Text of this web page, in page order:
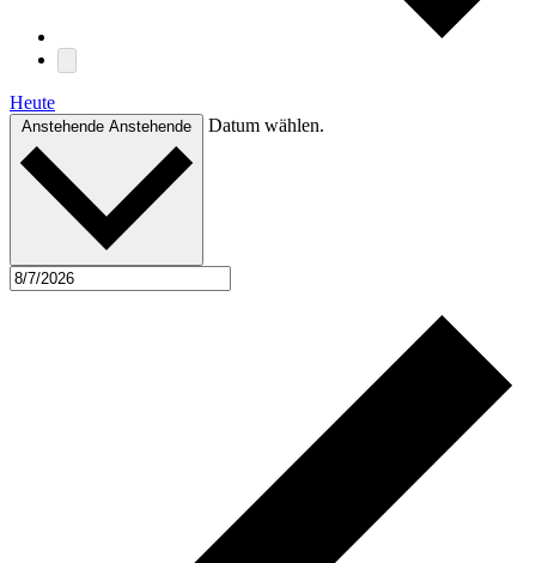
Heute
Anstehende Anstehende Datum wählen.